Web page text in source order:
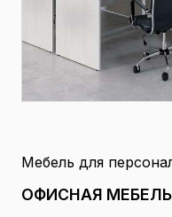
Мебель для
ОФИСНАЯ МЕБЕЛЬ